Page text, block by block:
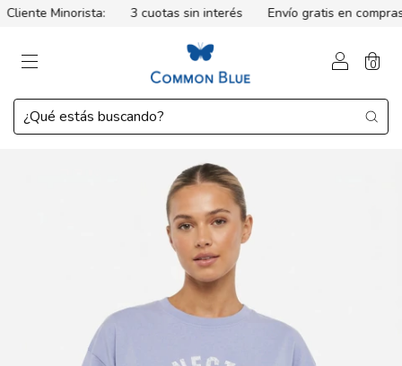
Minorista: 3 cuotas sin interés Envío gratis en compras
0